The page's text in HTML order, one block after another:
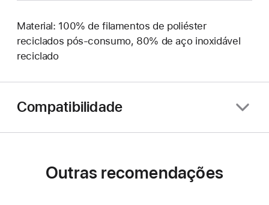
Material: 100% de filamentos de poliéster
reciclados pós-consumo, 80% de aço inoxidável
reciclado
Compatibilidade
Outras recomendações